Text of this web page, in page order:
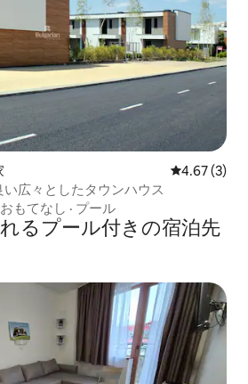
レビュー3
4.67 (3)
広々としたタウンハウス
おもてなし · プール
るプール付きの宿泊先